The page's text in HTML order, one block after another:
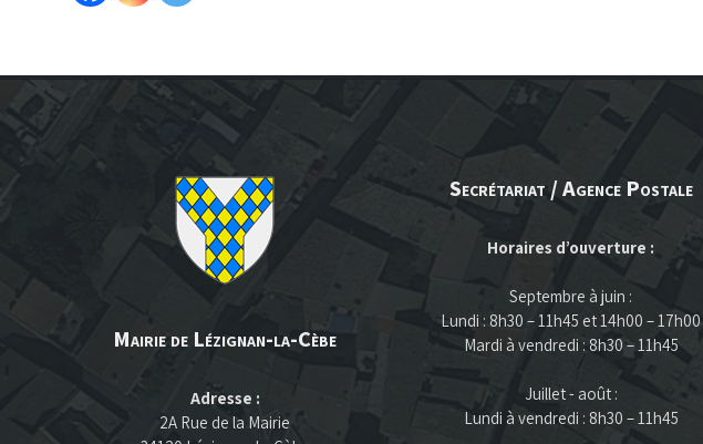
Mairie de Lézignan-la-Cèbe
Adresse :
2A Rue de la Mairie
Secrétariat / Agence Postale
Horaires d’ouverture :
Septembre à juin :
Lundi : 8h30 – 11h45 et 14h00 – 17h00
Mardi à vendredi : 8h30 – 11h45
Juillet - août :
Lundi à vendredi : 8h30 – 11h45